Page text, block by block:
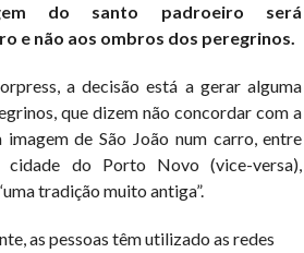
do santo padroeiro será
e não aos ombros dos peregrinos.
a decisão está a gerar alguma
que dizem não concordar com a
de São João num carro, entre
cidade do Porto Novo (vice-versa),
tradição muito antiga”.
as pessoas têm utilizado as redes